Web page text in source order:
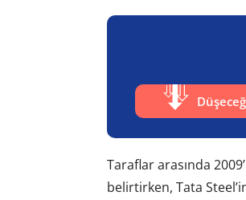
Taraflar arasında
belirtirken, Tata